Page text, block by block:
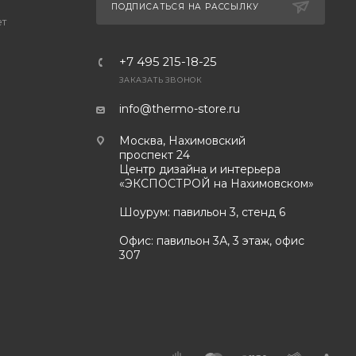
ПОДПИСАТЬСЯ НА РАССЫЛКУ
+7 495 215-18-25
ЗАКАЗАТЬ ЗВОНОК
info@thermo-store.ru
Москва, Нахимовский
проспект 24
Центр дизайна и интерьера
«ЭКСПОСТРОЙ на Нахимовском»
Шоурум: павильон 3, стенд 6
Офис: павильон 3А, 3 этаж, офис
307